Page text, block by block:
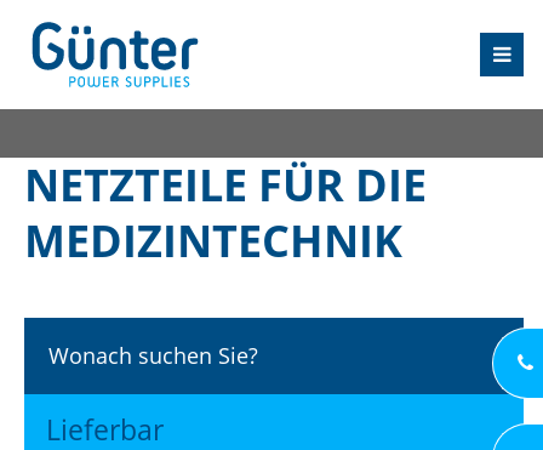
NETZTEILE FÜR DIE
MEDIZINTECHNIK
Wonach suchen Sie?
Lieferbar